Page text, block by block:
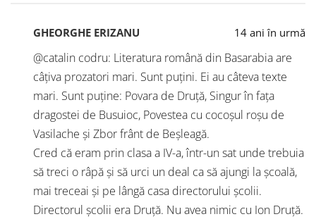
GHEORGHE ERIZANU 14 ani în urmă
@catalin codru: Literatura română din Basarabia are
câțiva prozatori mari. Sunt puțini. Ei au câteva texte
mari. Sunt puține: Povara de Druță, Singur în fața
dragostei de Busuioc, Povestea cu cocoșul roșu de
Vasilache și Zbor frânt de Beșleagă.
Cred că eram prin clasa a IV-a, într-un sat unde trebuia
să treci o râpă și să urci un deal ca să ajungi la școală,
mai treceai și pe lângă casa directorului școlii.
Directorul școlii era Druță. Nu avea nimic cu Ion Druță.